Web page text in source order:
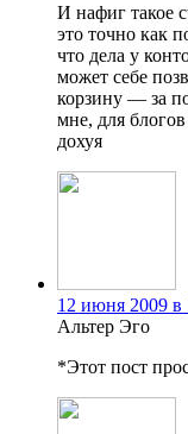
И нафиг такое
это точно как
что дела у
может себе
корзину — за
мне, для
дохуя
12 июня 2009 в
Альтер Эго
*Этот пост